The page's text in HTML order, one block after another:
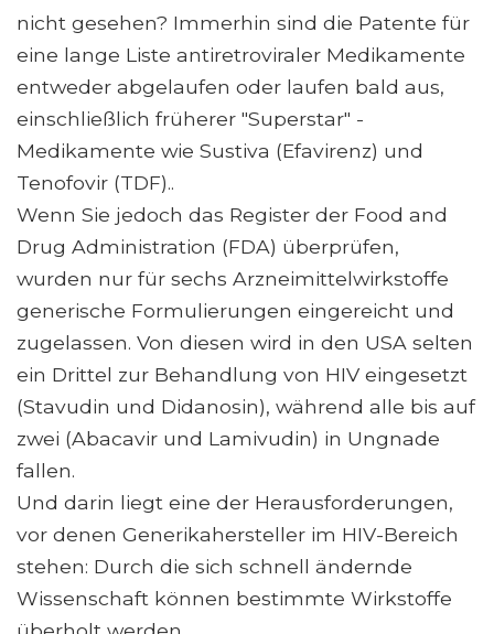
nicht gesehen? Immerhin sind die Patente für
eine lange Liste antiretroviraler Medikamente
entweder abgelaufen oder laufen bald aus,
einschließlich früherer "Superstar" -
Medikamente wie Sustiva (Efavirenz) und
Tenofovir (TDF)..
Wenn Sie jedoch das Register der Food and
Drug Administration (FDA) überprüfen,
wurden nur für sechs Arzneimittelwirkstoffe
generische Formulierungen eingereicht und
zugelassen. Von diesen wird in den USA selten
ein Drittel zur Behandlung von HIV eingesetzt
(Stavudin und Didanosin), während alle bis auf
zwei (Abacavir und Lamivudin) in Ungnade
fallen.
Und darin liegt eine der Herausforderungen,
vor denen Generikahersteller im HIV-Bereich
stehen: Durch die sich schnell ändernde
Wissenschaft können bestimmte Wirkstoffe